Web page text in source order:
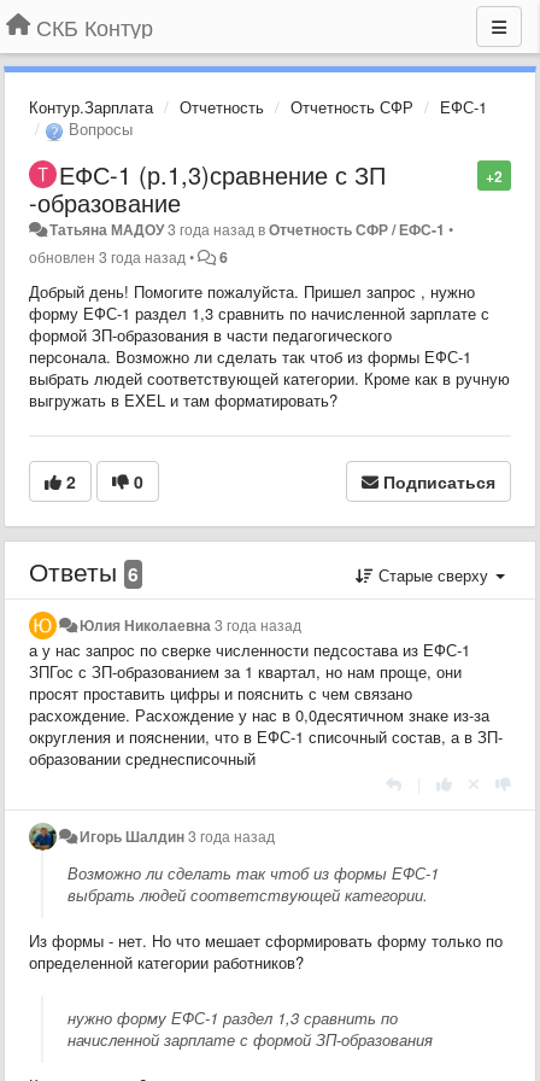
СКБ Контур
Контур.Зарплата Отчетность Отчетность СФР
ЕФС-1
Вопросы
+2
ЕФС-1 (р.1,3)сравнение с ЗП
-образование
Татьяна МАДОУ3 года назад вОтчетность СФР / ЕФС-1 •
обновлен 3 года назад • 6
Добрый день! Помогите пожалуйста. Пришел запрос , нужно
форму ЕФС-1 раздел 1,3 сравнить по начисленной зарплате с
формой ЗП-образования в части педагогического
персонала. Возможно ли сделать так чтоб из формы ЕФС-1
выбрать людей соответствующей категории. Кроме как в ручную
выгружать в EXEL и там форматировать?
2 0 Подписаться
Ответы 6 Старые сверху
Юлия Николаевна 3 года назад
а у нас запрос по сверке численности педсостава из ЕФС-1
ЗПГос с ЗП-образованием за 1 квартал, но нам проще, они
просят проставить цифры и пояснить с чем связано
расхождение. Расхождение у нас в 0,0десятичном знаке из-за
округления и пояснении, что в ЕФС-1 списочный состав, а в ЗП-
образовании среднесписочный
Игорь Шалдин3 года назад
Возможно ли сделать так чтоб из формы ЕФС-1
выбрать людей соответствующей категории.
Из формы - нет. Но что мешает сформировать форму только по
определенной категории работников?
нужно форму ЕФС-1 раздел 1,3 сравнить по
начисленной зарплате с формой ЗП-образования